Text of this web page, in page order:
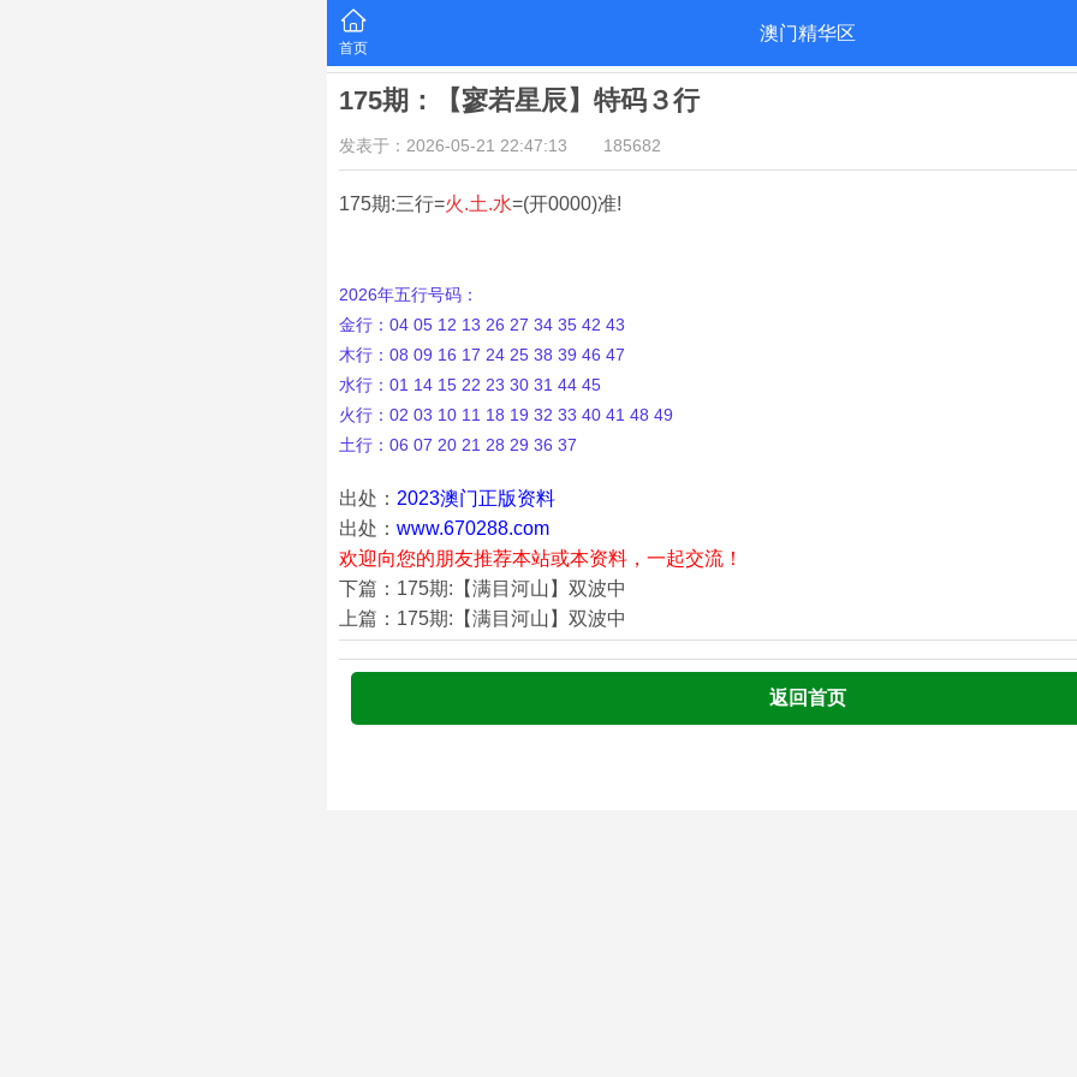
首页
澳门精华区
175期：【寥若星辰】特码３行
发表于：2026-05-21 22:47:13 185682
175期:三行=火.土.水=(开0000)准!
2026年五行号码：
金行：04 05 12 13 26 27 34 35 42 43
木行：08 09 16 17 24 25 38 39 46 47
水行：01 14 15 22 23 30 31 44 45
火行：02 03 10 11 18 19 32 33 40 41 48 49
土行：06 07 20 21 28 29 36 37
出处： 2023澳门正版资料
出处： www.670288.com
欢迎向您的朋友推荐本站或本资料，一起交流！
下篇：175期:【满目河山】双波中
上篇：175期:【满目河山】双波中
返回首页